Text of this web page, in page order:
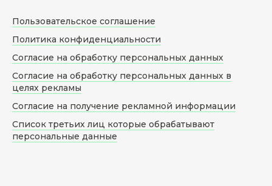
Пользовательское соглашение
Политика конфиденциальности
Согласие на обработку персональных данных
Согласие на обработку персональных данных в
целях рекламы
Согласие на получение рекламной информации
Список третьих лиц которые обрабатывают
персональные данные